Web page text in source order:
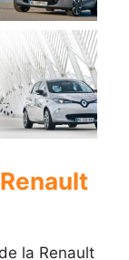
la Renault